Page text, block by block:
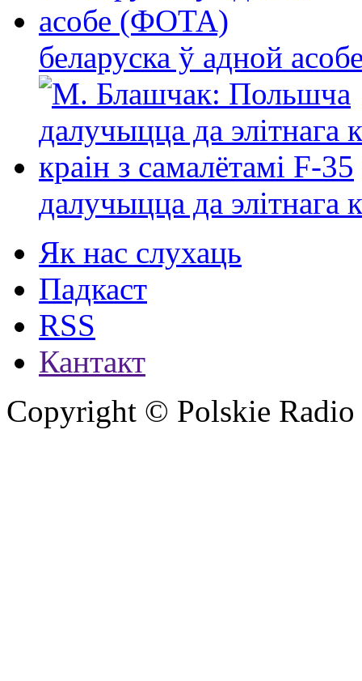
беларуска ў адной
далучыцца да элітнага
Як нас слухаць
Падкаст
RSS
Кантакт
Copyright © Polskie